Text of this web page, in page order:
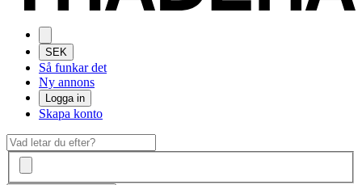
SEK
Så funkar det
Ny annons
Logga in
Skapa konto